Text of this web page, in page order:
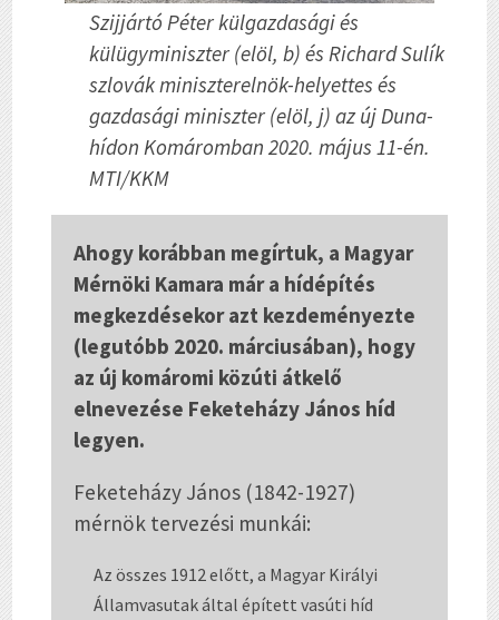
Szijjártó Péter külgazdasági és
külügyminiszter (elöl, b) és Richard Sulík
szlovák miniszterelnök-helyettes és
gazdasági miniszter (elöl, j) az új Duna-
hídon Komáromban 2020. május 11-én.
MTI/KKM
Ahogy korábban megírtuk, a Magyar
Mérnöki Kamara már a hídépítés
megkezdésekor azt kezdeményezte
(legutóbb 2020. márciusában), hogy
az új komáromi közúti átkelő
elnevezése Feketeházy János híd
legyen.
Feketeházy János (1842-1927)
mérnök tervezési munkái:
Az összes 1912 előtt, a Magyar Királyi
Államvasutak által épített vasúti híd